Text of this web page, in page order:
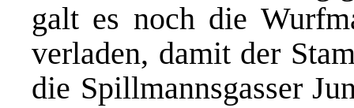
galt es noch die
verladen, damit der
die Spillmannsgasser